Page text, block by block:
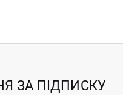
ЗА ПІДПИСКУ